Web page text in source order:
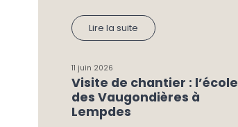
Lire la suite
11 juin 2026
Visite de chantier : l’école
des Vaugondières à
Lempdes